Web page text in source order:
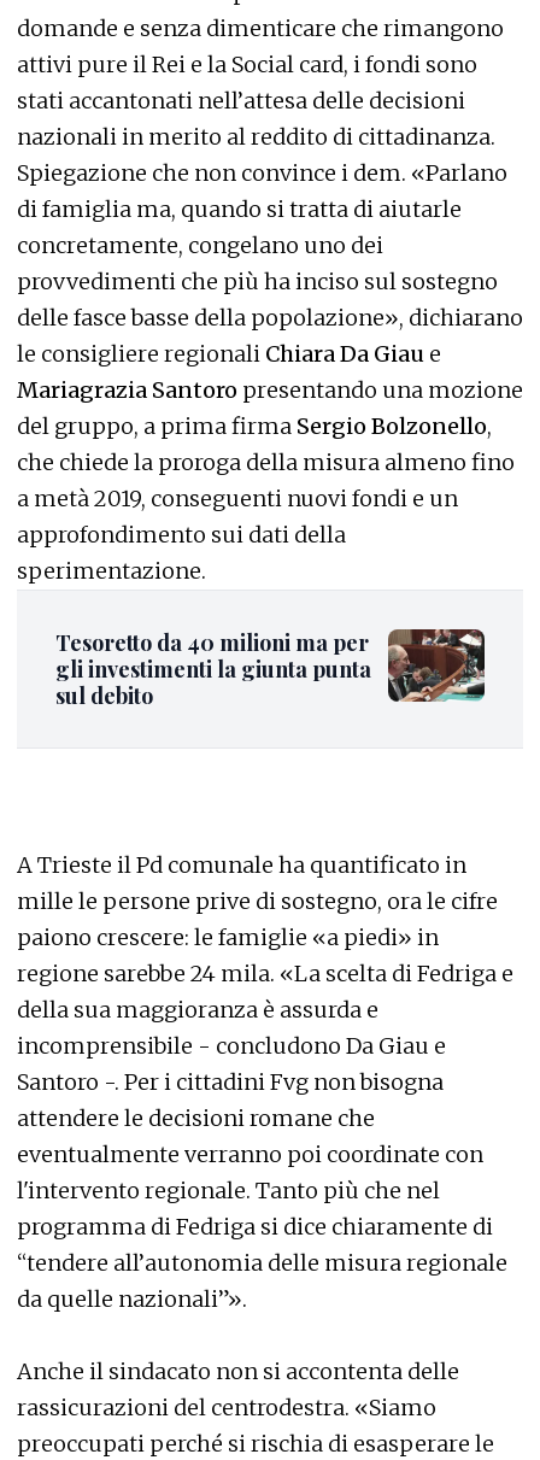
domande e senza dimenticare che rimangono
attivi pure il Rei e la Social card, i fondi sono
stati accantonati nell’attesa delle decisioni
nazionali in merito al reddito di cittadinanza.
Spiegazione che non convince i dem. «Parlano
di famiglia ma, quando si tratta di aiutarle
concretamente, congelano uno dei
provvedimenti che più ha inciso sul sostegno
delle fasce basse della popolazione», dichiarano
le consigliere regionali Chiara Da Giau e
Mariagrazia Santoro presentando una mozione
del gruppo, a prima firma Sergio Bolzonello,
che chiede la proroga della misura almeno fino
a metà 2019, conseguenti nuovi fondi e un
approfondimento sui dati della
sperimentazione.
Tesoretto da 40 milioni ma per
gli investimenti la giunta punta
sul debito
A Trieste il Pd comunale ha quantificato in
mille le persone prive di sostegno, ora le cifre
paiono crescere: le famiglie «a piedi» in
regione sarebbe 24 mila. «La scelta di Fedriga e
della sua maggioranza è assurda e
incomprensibile - concludono Da Giau e
Santoro -. Per i cittadini Fvg non bisogna
attendere le decisioni romane che
eventualmente verranno poi coordinate con
l'intervento regionale. Tanto più che nel
programma di Fedriga si dice chiaramente di
“tendere all’autonomia delle misura regionale
da quelle nazionali”».
Anche il sindacato non si accontenta delle
rassicurazioni del centrodestra. «Siamo
preoccupati perché si rischia di esasperare le